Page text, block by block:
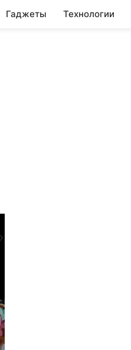
Гаджеты Технологии